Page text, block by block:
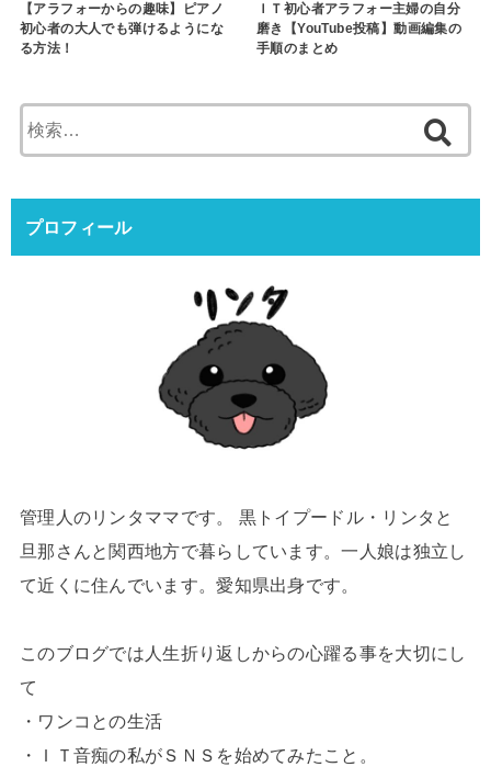
【アラフォーからの趣味】ピアノ
初心者の大人でも弾けるようにな
る方法！
ＩＴ初心者アラフォー主婦の自分
磨き【YouTube投稿】動画編集の
手順のまとめ
索:
プロフィール
管理人のリンタママです。 黒トイプードル・リンタと
旦那さんと関西地方で暮らしています。一人娘は独立し
て近くに住んでいます。愛知県出身です。
このブログでは人生折り返しからの心躍る事を大切にし
て
・ワンコとの生活
・ＩＴ音痴の私がＳＮＳを始めてみたこと。